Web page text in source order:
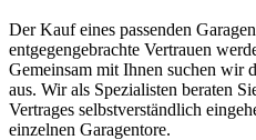
Der Kauf eines passenden
entgegengebrachte Vertrauen
Gemeinsam mit Ihnen suchen wir
aus. Wir als Spezialisten beraten
Vertrages selbstverständlich
einzelnen Garagentore.